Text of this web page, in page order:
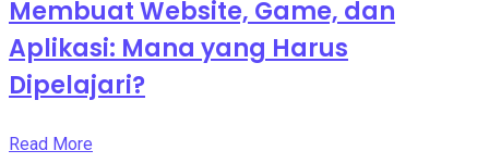
Membuat Website, Game, dan
Aplikasi: Mana yang Harus
Dipelajari?
Read More